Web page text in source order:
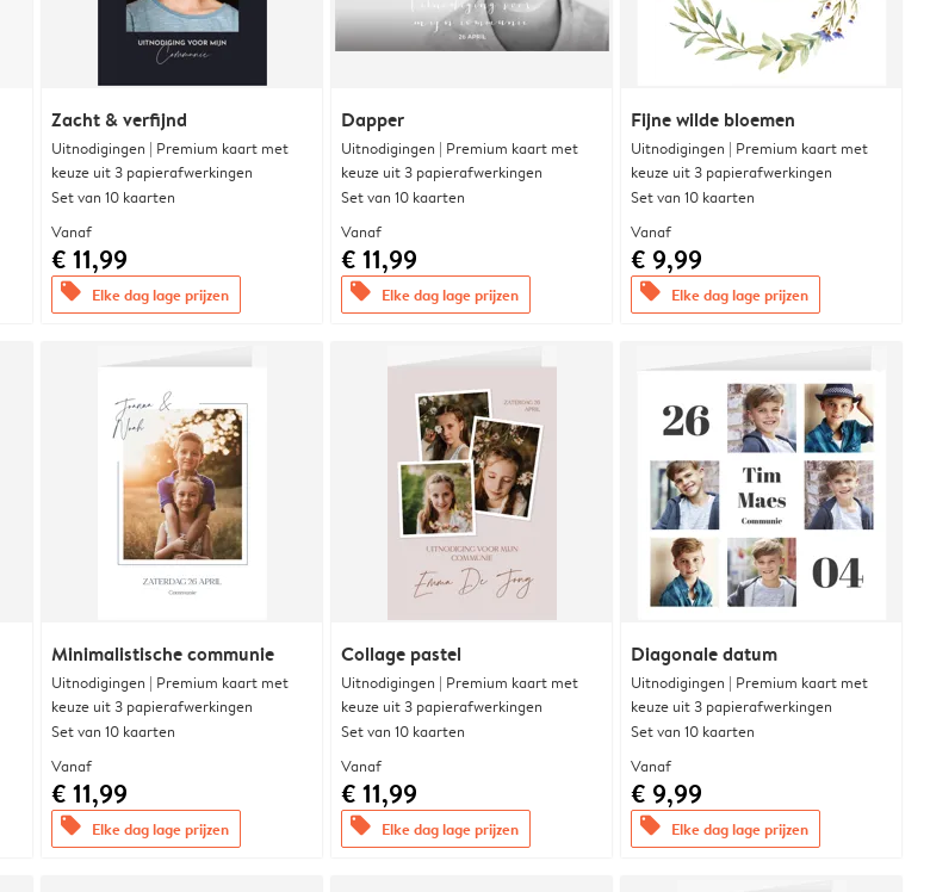
Zacht & verfijnd
Uitnodigingen | Premium kaart met
keuze uit 3 papierafwerkingen
Set van 10 kaarten
Vanaf
€ 11,99
offers Elke dag lage prijzen
Dapper
Uitnodigingen | Premium kaart met
keuze uit 3 papierafwerkingen
Set van 10 kaarten
Vanaf
€ 11,99
offers Elke dag lage prijzen
Fijne wilde bloemen
Uitnodigingen | Premium kaart met
keuze uit 3 papierafwerkingen
Set van 10 kaarten
Vanaf
€ 9,99
offers Elke dag lage prijzen
Minimalistische communie
Uitnodigingen | Premium kaart met
keuze uit 3 papierafwerkingen
Set van 10 kaarten
Vanaf
€ 11,99
offers Elke dag lage prijzen
Collage pastel
Uitnodigingen | Premium kaart met
keuze uit 3 papierafwerkingen
Set van 10 kaarten
Vanaf
€ 11,99
offers Elke dag lage prijzen
Diagonale datum
Uitnodigingen | Premium kaart met
keuze uit 3 papierafwerkingen
Set van 10 kaarten
Vanaf
€ 9,99
offers Elke dag lage prijzen